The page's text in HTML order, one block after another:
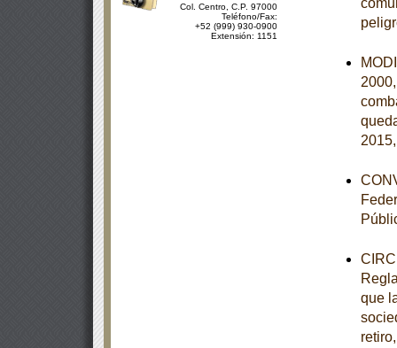
Col. Centro, C.P. 97000
Teléfono/Fax:
+52 (999) 930-0900
Extensión: 1151
que